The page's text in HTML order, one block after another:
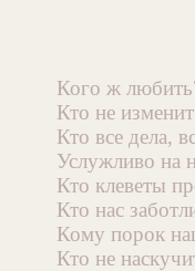
Кого ж
Кто не
Кто все дела,
Услужливо на
Кто клеветы
Кто нас
Кому порок
Кто не